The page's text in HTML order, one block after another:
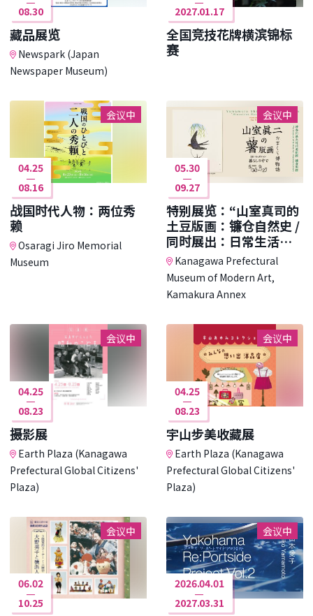
08.30
藏品展览
Newspark (Japan
Newspaper Museum)
2027.01.17
全国竞技花牌横滨锦标
赛
会议中
04.25
08.16
战国时代人物：两位秀
赖
Osaragi Jiro Memorial
Museum
会议中
05.30
09.27
特别展览：“山室真司的
土豆版画：镰仓自然史 /
同时展出：日常生活中
的收藏”
Kanagawa Prefectural
Museum of Modern Art,
Kamakura Annex
会议中
04.25
08.23
摄影展
Earth Plaza (Kanagawa
Prefectural Global Citizens'
Plaza)
会议中
04.25
08.23
宇山步美收藏展
Earth Plaza (Kanagawa
Prefectural Global Citizens'
Plaza)
会议中
06.02
10.25
会议中
2026.04.01
2027.03.31